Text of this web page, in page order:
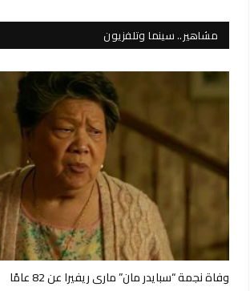
مشاهير.. سينما وتلفزيون
وفاة نجمة “سبايدر مان” ماري ريفيرا عن 82 عامًا